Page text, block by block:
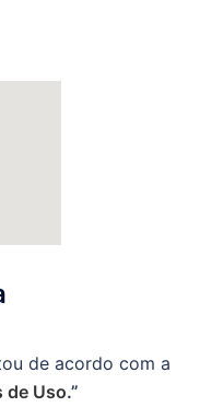
de acordo com a
de Uso.”